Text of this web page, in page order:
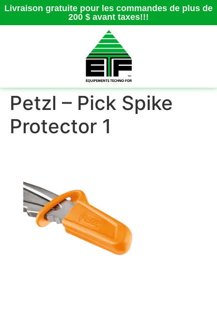
Livraison gratuite pour les commandes de plus de
200 $ avant taxes!!!
Petzl – Pick Spike
Protector 1